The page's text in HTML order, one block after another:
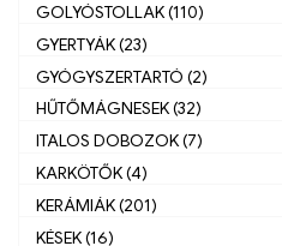
GOLYÓSTOLLAK (110)
GYERTYÁK (23)
GYÓGYSZERTARTÓ (2)
HŰTŐMÁGNESEK (32)
ITALOS DOBOZOK (7)
KARKÖTŐK (4)
KERÁMIÁK (201)
KÉSEK (16)